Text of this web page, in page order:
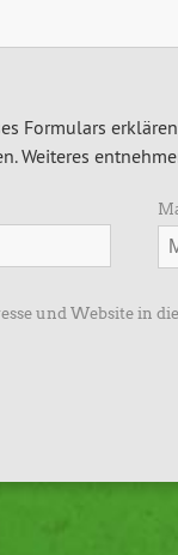
Formulars
Weiteres
und Website in